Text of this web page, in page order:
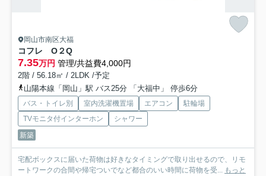
岡山市南区大福
コフレ O２Q
7.35万円 管理/共益費4,000円
2階 / 56.18㎡ / 2LDK /予定
山陽本線「岡山」駅 バス25分 「大福中」 停歩6分
バス・トイレ別 室内洗濯機置場 エアコン
駐輪場
TVモニタ付インターホン
シャワー
新築
宅配ボックスに届いた荷物は好きなタイミングで取り出せるので、リモ
ートワークの合間や帰宅ついでなど都合のいい時間に荷物を受... もっと